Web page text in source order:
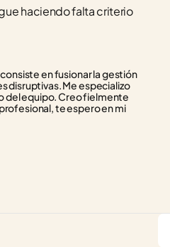
haciendo falta criterio
en fusionar la gestión
disruptivas. Me especializo
del equipo. Creo fielmente
te espero en mi